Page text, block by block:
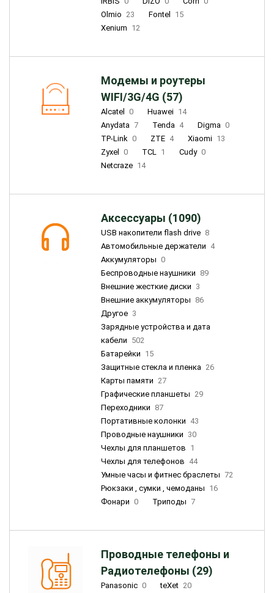
Olmio 23 Fontel
15
Xenium 12
Модемы и роутеры
WIFI/3G/4G (57)
Alcatel 0 Huawei 14
Anydata 7 Tenda 4 Digma 0
TP-Link 0 ZTE 4 Xiaomi 13
Zyxel
0 TCL 1 Cudy 0
Netcraze 14
Аксессуары (1090)
USB накопители flash drive 8
Автомобильные держатели 4
Аккумуляторы 0
Беспроводные наушники 89
Внешние жесткие диски 3
Внешние аккумуляторы 86
Другое 3
Зарядные устройства и дата
кабели 502
Батарейки 15
Защитные стекла и пленка 26
Карты памяти 27
Графические планшеты 29
Переходники 87
Портативные колонки 43
Проводные наушники 30
Чехлы для планшетов 1
Чехлы для телефонов 44
Умные часы и фитнес браслеты 72
Рюкзаки , сумки , чемоданы 16
Фонари 0 Триподы 7
Проводные телефоны и
Радиотелефоны (29)
Panasonic 0 teXet 20